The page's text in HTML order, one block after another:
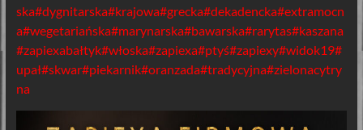
ska#dygnitarska#krajowa#grecka#dekadencka#extramocn
a#wegetariańska#marynarska#bawarska#rarytas#kaszana
#zapiexabałtyk#włoska#zapiexa#ptyś#zapiexy#widok19#
upał#skwar#piekarnik#oranzada#tradycyjna#zielonacytry
na